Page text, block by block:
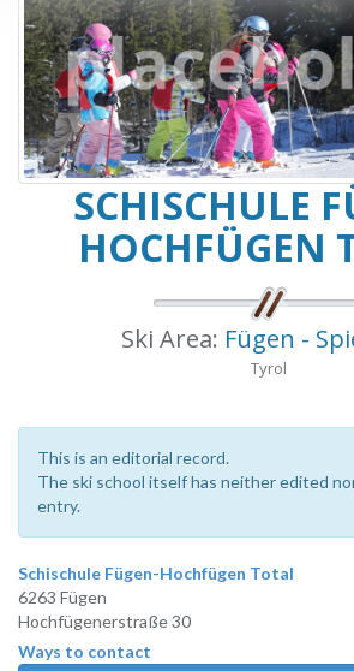
SCHISCHULE
HOCHFÜGEN
Ski Area: Fügen -
Tyrol
This is an editorial record.
The ski school itself has neither edited
entry.
Schischule Fügen-Hochfügen Total
6263 Fügen
Hochfügenerstraße 30
Ways to contact